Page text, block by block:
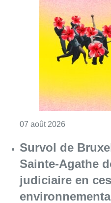
07 août 2026
Survol de
Sainte-Agathe
judiciaire en